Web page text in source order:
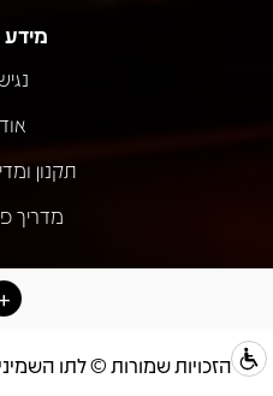
תקנון
מדריך
כל הזכויות שמורות © לתו השמיני